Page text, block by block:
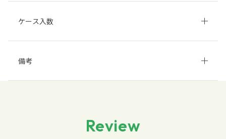
ケース入数
備考
Review